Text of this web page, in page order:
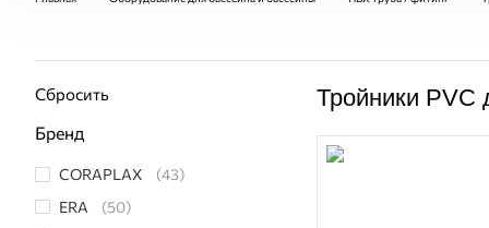
Сбросить
Бренд
CORAPLAX
(43)
ERA
(50)
Тройники PVC